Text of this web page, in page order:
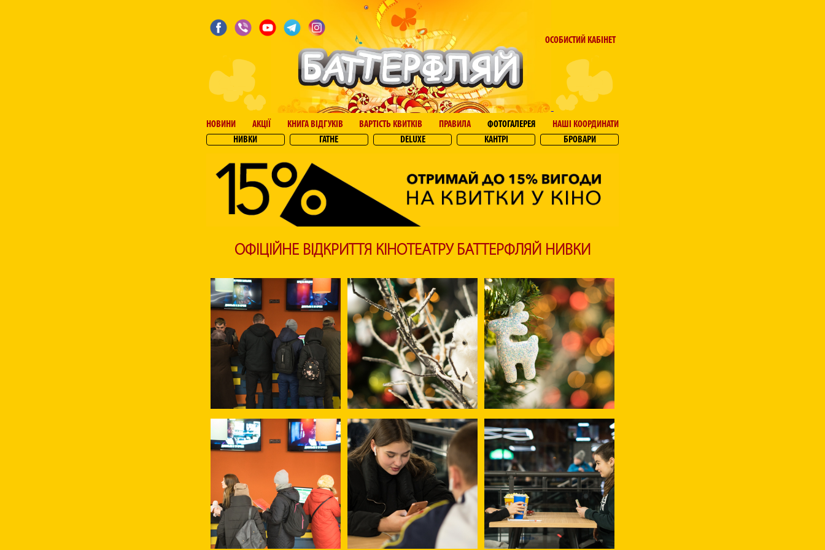
ОСОБИСТИЙ КАБІНЕТ
НОВИНИ АКЦІЇ КНИГА ВІДГУКІВ ВАРТІСТЬ КВИТКІВ ПРАВИЛА ФОТОГАЛЕРЕЯ
НАШІ КООРДИНАТИ
НИВКИ
ГАТНЕ DELUXE КАНТРІ БРОВАРИ
ОФІЦІЙНЕ ВІДКРИТТЯ КІНОТЕАТРУ БАТТЕРФЛЯЙ НИВКИ